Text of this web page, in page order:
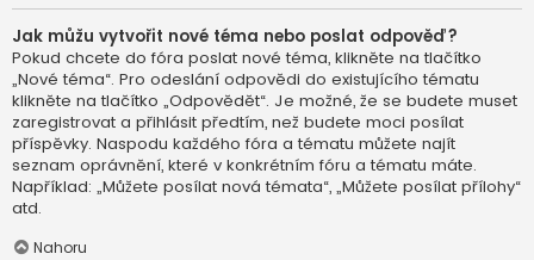
Jak můžu vytvořit nové téma nebo poslat odpověď?
Pokud chcete do fóra poslat nové téma, klikněte na tlačítko
„Nové téma“. Pro odeslání odpovědi do existujícího tématu
klikněte na tlačítko „Odpovědět“. Je možné, že se budete muset
zaregistrovat a přihlásit předtím, než budete moci posílat
příspěvky. Naspodu každého fóra a tématu můžete najít
seznam oprávnění, které v konkrétním fóru a tématu máte.
Například: „Můžete posílat nová témata“, „Můžete posílat přílohy“
atd.
Nahoru